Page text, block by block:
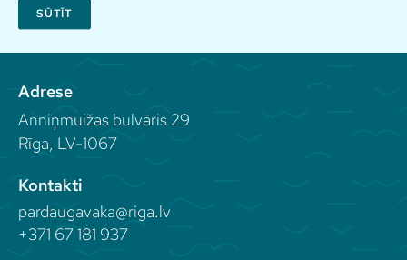
SŪTĪT
Adrese
Anniņmuižas bulvāris 29
Rīga, LV-1067
Kontakti
pardaugavaka@riga.lv
+371 67 181 937